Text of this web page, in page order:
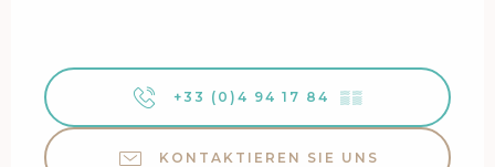
+33 (0)4 94 17 84 ▒▒
KONTAKTIEREN SIE UNS